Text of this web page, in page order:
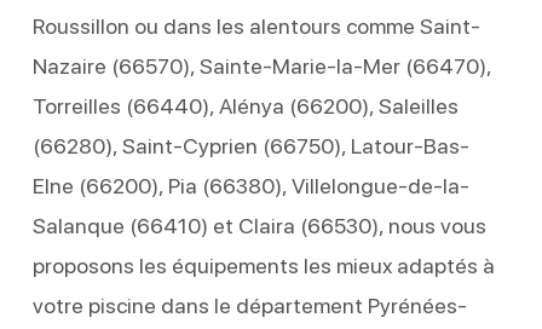
Roussillon ou dans les alentours comme Saint-
Nazaire (66570), Sainte-Marie-la-Mer (66470),
Torreilles (66440), Alénya (66200), Saleilles
(66280), Saint-Cyprien (66750), Latour-Bas-
Elne (66200), Pia (66380), Villelongue-de-la-
Salanque (66410) et Claira (66530), nous vous
proposons les équipements les mieux adaptés à
votre piscine dans le département Pyrénées-